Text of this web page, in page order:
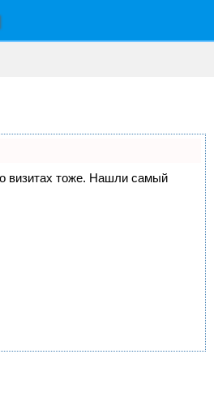
о визитах тоже. Нашли самый